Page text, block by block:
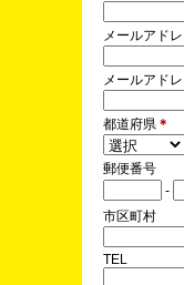
メールアドレ
メールアド
都道府県 ＊
郵便番号
-
市区町村
TEL